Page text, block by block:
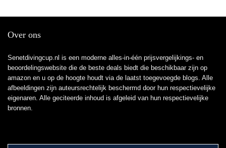
Over ons
Senetdivingcup.nl is een moderne alles-in-één prijsvergelijkings- en
beoordelingswebsite die de beste deals biedt die beschikbaar zijn op
amazon en u op de hoogte houdt via de laatst toegevoegde blogs. Alle
afbeeldingen zijn auteursrechtelijk beschermd door hun respectievelijke
eigenaren. Alle geciteerde inhoud is afgeleid van hun respectievelijke
bronnen.